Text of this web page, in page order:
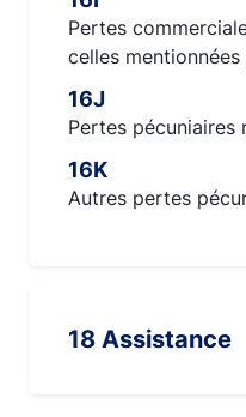
Pertes
celles
16J
Pertes pécuniaires
16K
Autres pertes
18 Assistance